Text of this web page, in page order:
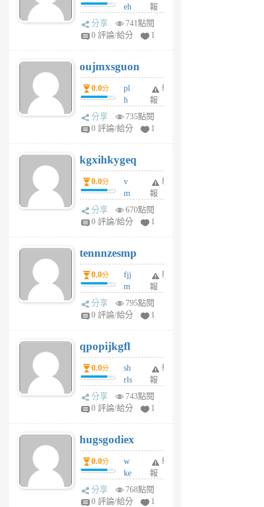
v
A
V
個
月
前
eh
ld
gy
個
月
前
報
分享
741點閱
0 評論/給分
1
oujmxsguon
0.0分
pl
h
wi
w
6
個
月
前
舉
報
分享
735點閱
0 評論/給分
1
kgxihkygeq
0.0分
v
m
sg
sr
6
個
月
前
舉
報
分享
670點閱
0 評論/給分
1
tennnzesmp
0.0分
fjj
m
w
rs
6
個
月
前
舉
報
分享
795點閱
0 評論/給分
1
qpopijkgfl
0.0分
sh
rls
k
m
6
個
月
前
舉
報
分享
743點閱
0 評論/給分
1
hugsgodiex
0.0分
w
ke
rv
pj
舉
報
分享
768點閱
0 評論/給分
1